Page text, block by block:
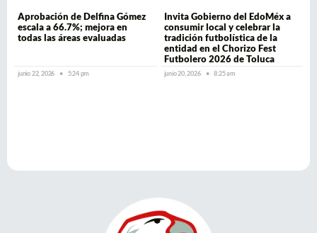
Aprobación de Delfina Gómez
escala a 66.7%; mejora en
todas las áreas evaluadas
junio 22, 2026 5:24 pm
Invita Gobierno del EdoMéx a
consumir local y celebrar la
tradición futbolística de la
entidad en el Chorizo Fest
Futbolero 2026 de Toluca
junio 20, 2026 8:25 am